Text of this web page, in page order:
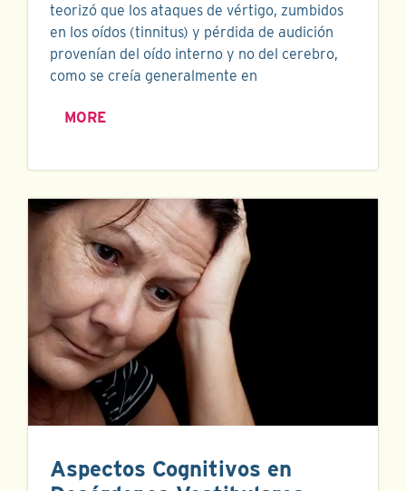
teorizó que los ataques de vértigo, zumbidos
en los oídos (tinnitus) y pérdida de audición
provenían del oído interno y no del cerebro,
como se creía generalmente en
MORE
Aspectos Cognitivos en